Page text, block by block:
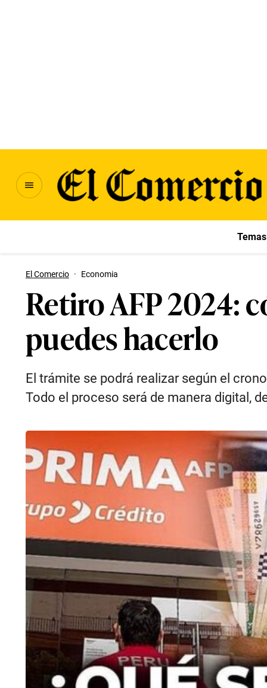
El Comercio · Economia
Retiro AFP 2024:
puedes hacerlo
El trámite se podrá realizar según el
Todo el proceso será de manera digital,